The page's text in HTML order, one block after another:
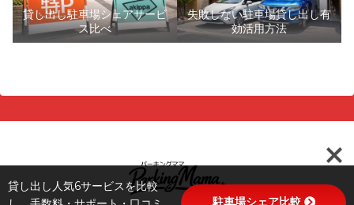
貸し出し駐車場シェアサービ
ス比べ
失敗しない駐車場貸し出し有
効活用方法
貸し出し人気6サービスを比較
駐車場シェア比較